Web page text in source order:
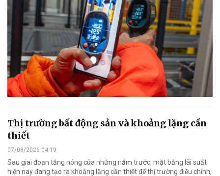
Thị trường bất động sản và khoảng lặng cần
thiết
07/08/2026 04:19
Sau giai đoạn tăng nóng của những năm trước, mặt bằng lãi suất
hiện nay đang tạo ra khoảng lặng cần thiết để thị trường điều chỉnh,